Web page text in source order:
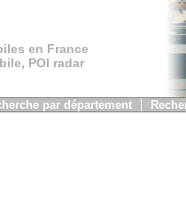
en France
POI radar
par département